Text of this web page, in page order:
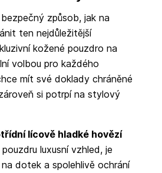
způsob, jak na
ten nejdůležitější
kožené pouzdro na
volbou pro každého
mít své doklady chráněné
si potrpí na stylový
lícově hladké hovězí
luxusní vzhled, je
dotek a spolehlivě ochrání